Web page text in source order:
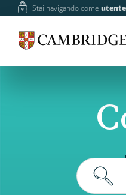
Stai navigando comeutente